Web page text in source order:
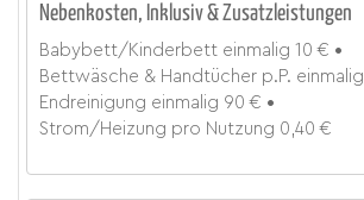
Nebenkosten, Inklusiv & Zusatzleistungen
Babybett/Kinderbett einmalig 10 €
Bettwäsche & Handtücher p.P. einmalig
Endreinigung einmalig 90 €
Strom/Heizung pro Nutzung 0,40 €